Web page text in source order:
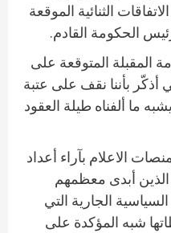
الثنائية الموقعة
الحكومة القادم.
المتوقعة على
أذكّر بأننا نقف على عتبة
ما ألفناه طيلة العقود
الاعلام بآراء أعداد
الذين أبدى معظمهم
الجارية التي
شبه المؤكدة على